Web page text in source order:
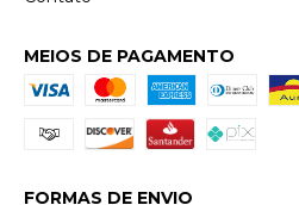
MEIOS DE PAGAMENTO
FORMAS DE ENVIO